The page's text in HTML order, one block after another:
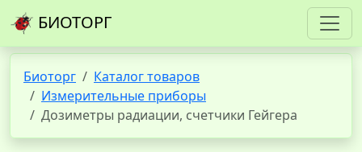
БИОТОРГ
Биоторг
Каталог товаров
Измерительные приборы
Дозиметры радиации, счетчики Гейгера